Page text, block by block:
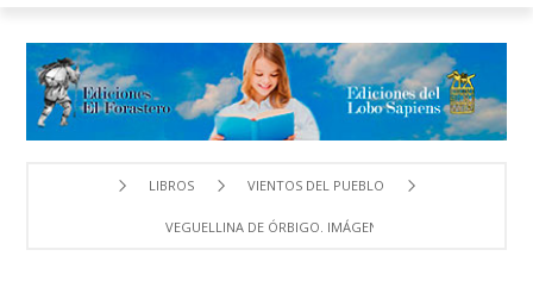
LIBROS VIENTOS DEL PUEBLO
VEGUELLINA DE ÓRBIGO. IMÁGENES DE LA MEMORIA